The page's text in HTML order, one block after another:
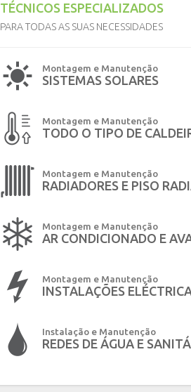
TÉCNICOS ESPECIALIZADOS
PARA TODAS AS SUAS NECESSIDADES
Montagem e Manutenção
SISTEMAS SOLARES
Montagem e Manutenção
TODO O TIPO DE
Montagem e Manutenção
RADIADORES E PISO
Montagem e Manutenção
AR CONDICIONADO E
Montagem e Manutenção
INSTALAÇÕES
Instalação e Manutenção
REDES DE ÁGUA E